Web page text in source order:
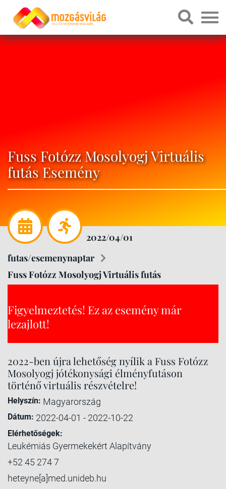
Fuss Fotózz Mosolyogj Virtuális
futás Esemény
2022/04/01
futas/esemenynaptar
Fuss Fotózz Mosolyogj Virtuális futás
Figyelmeztetés! Ez az esemény már
lezajlott!
2022-ben újra lehetőség nyílik a Fuss Fotózz
Mosolyogj jótékonysági élményfutáson
történő virtuális részvételre!
Helyszín: Magyarország
Dátum: 2022-04-01 - 2022-10-22
Elérhetőségek:
Leukémiás Gyermekekért Alapítvány
+52 45 274 7
heteyne[a]med.unideb.hu